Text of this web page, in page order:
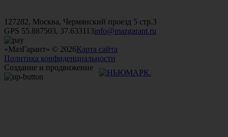
127282, Москва, Чермянский проезд 5 стр.3
GPS 55.887503, 37.633113info@mazgarant.ru
«МазГарант» © 2026Карта сайта
Политика конфиденциальности
Создание и продвижение